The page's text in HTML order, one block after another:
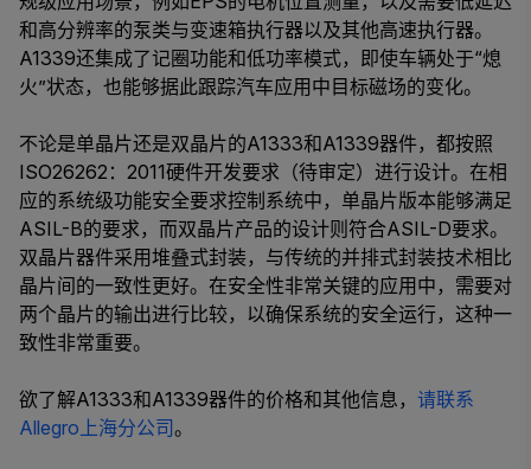
和高分辨率的泵类与变速箱执行器以及其他高速执行器。
A1339还集成了记圈功能和低功率模式，即使车辆处于“熄
火”状态，也能够据此跟踪汽车应用中目标磁场的变化。
不论是单晶片还是双晶片的A1333和A1339器件，都按照
ISO26262：2011硬件开发要求（待审定）进行设计。在相
应的系统级功能安全要求控制系统中，单晶片版本能够满足
ASIL-B的要求，而双晶片产品的设计则符合ASIL-D要求。
双晶片器件采用堆叠式封装，与传统的并排式封装技术相比
晶片间的一致性更好。在安全性非常关键的应用中，需要对
两个晶片的输出进行比较，以确保系统的安全运行，这种一
致性非常重要。
欲了解A1333和A1339器件的价格和其他信息， 请联系
Allegro上海分公司。